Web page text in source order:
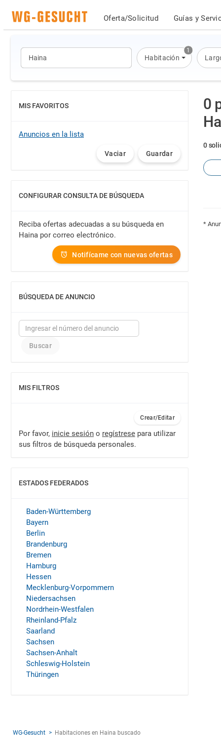
Oferta/Solicitud Guías y
1
Habitación
0
0
*
MIS FAVORITOS
MOSTRAR
Anuncios en la lista
Vaciar Guardar
CONFIGURAR CONSULTA DE BÚSQUEDA
MOSTRAR
Reciba ofertas adecuadas a su búsqueda en
Haina por correo electrónico.
Notifícame con nuevas ofertas
BÚSQUEDA DE ANUNCIO
MOSTRAR
MIS FILTROS
MOSTRAR
Crear/Editar
Por favor, inicie sesión o regístrese para utilizar
sus filtros de búsqueda personales.
ESTADOS FEDERADOS
MOSTRAR
Baden-Württemberg
Bayern
Berlin
Brandenburg
Bremen
Hamburg
Hessen
Mecklenburg-Vorpommern
Niedersachsen
Nordrhein-Westfalen
Rheinland-Pfalz
Saarland
Sachsen
Sachsen-Anhalt
Schleswig-Holstein
Thüringen
WG-Gesucht Habitaciones en Haina buscado